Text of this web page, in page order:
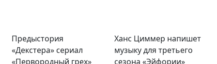
Предыстория
«Декстера» сериал
«Первородный грех»
Ханс Циммер напишет
музыку для третьего
сезона «Эйфории»